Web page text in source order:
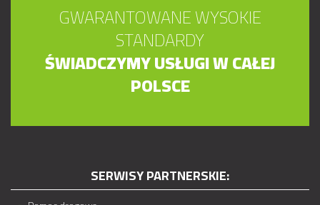
GWARANTOWANE WYSOKIE
STANDARDY
ŚWIADCZYMY USŁUGI W CAŁEJ
POLSCE
SERWISY PARTNERSKIE: